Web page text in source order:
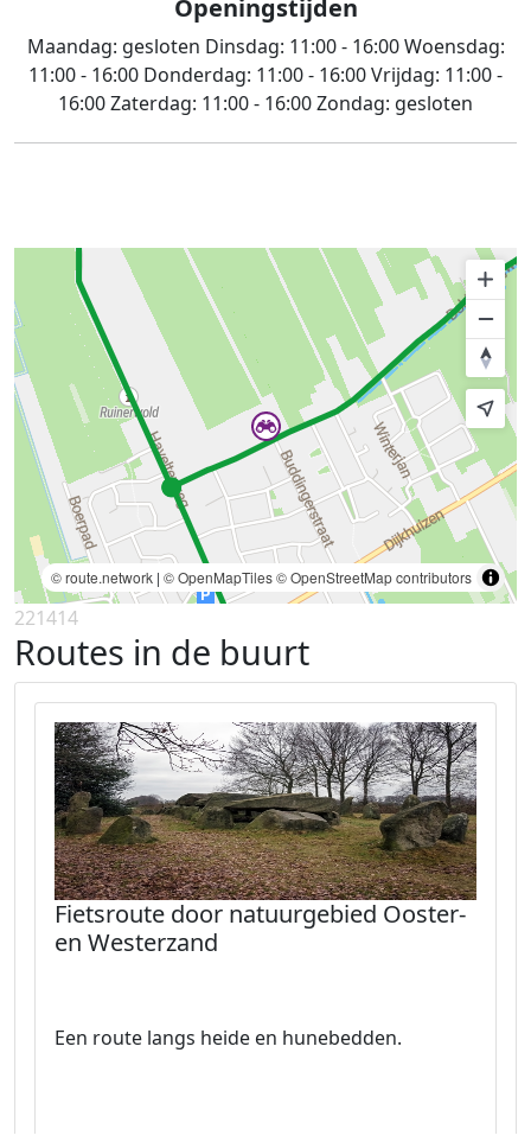
Openingstijden
Maandag: gesloten Dinsdag: 11:00 - 16:00Woensdag:
11:00 - 16:00 Donderdag: 11:00 - 16:00Vrijdag: 11:00 -
16:00Zaterdag: 11:00 - 16:00Zondag: gesloten
© route.network | © OpenMapTiles© OpenStreetMap contributors
221414
Routes in de buurt
Fietsroute door natuurgebied Ooster-
en Westerzand
Een route langs heide en hunebedden.